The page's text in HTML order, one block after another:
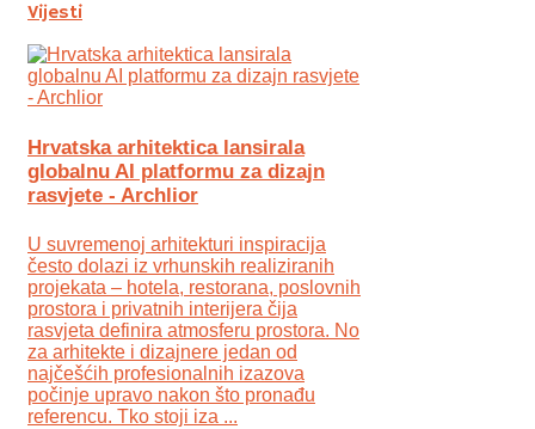
Vijesti
Hrvatska arhitektica lansirala
globalnu AI platformu za dizajn
rasvjete - Archlior
U suvremenoj arhitekturi inspiracija
često dolazi iz vrhunskih realiziranih
projekata – hotela, restorana, poslovnih
prostora i privatnih interijera čija
rasvjeta definira atmosferu prostora. No
za arhitekte i dizajnere jedan od
najčešćih profesionalnih izazova
počinje upravo nakon što pronađu
referencu. Tko stoji iza ...